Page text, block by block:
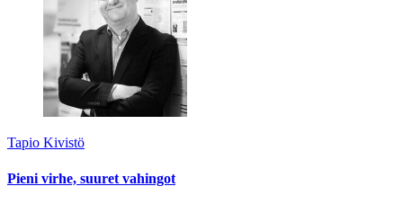
Tapio Kivistö
Pieni virhe, suuret vahingot